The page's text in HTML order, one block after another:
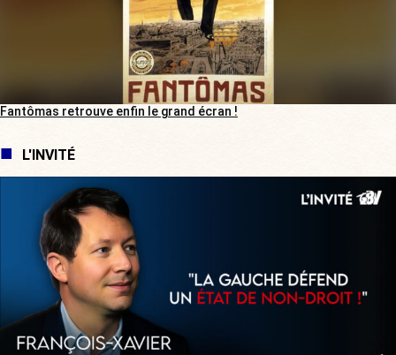
Fantômas retrouve enfin le grand écran !
L'INVITÉ